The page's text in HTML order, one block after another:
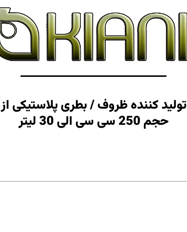
تولید کننده ظروف / بطری پلاستیکی از
حجم 250 سی سی الی 30 لیتر